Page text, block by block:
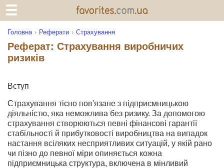
Головна Реферати Страхування
Реферат: Страхування виробничих
ризиків
Вступ
Страхування тісно пов'язане з підприємницькою
діяльністю, яка неможлива без ризику. За допомогою
страхування створюються певні фінансові гарантії
стабільності й прибутковості виробництва на випадок
настання всіляких несприятливих ситуацій, у якій рано
чи пізно до певної міри опиняється кожна
підприємницька структура, включена в мінливий